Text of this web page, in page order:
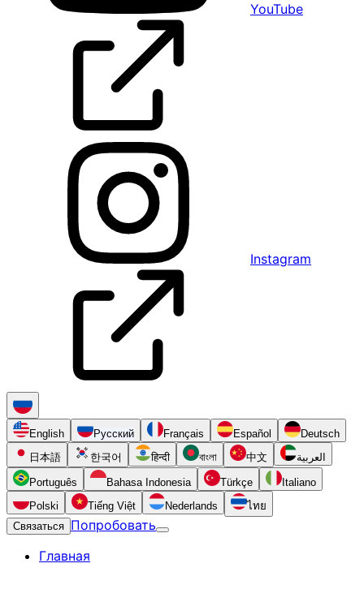
YouTube
Instagram
English Русский Français Español
Deutsch
日本語
한국어 हिन्दी বাংলা 中文 العربية
Português Bahasa Indonesia Türkçe
Italiano
Polski
Tiếng Việt Nederlands
ไทย
Связаться Попробовать
Главная